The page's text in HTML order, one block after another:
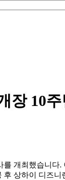
장 10
개최했습니다
상하이 디즈